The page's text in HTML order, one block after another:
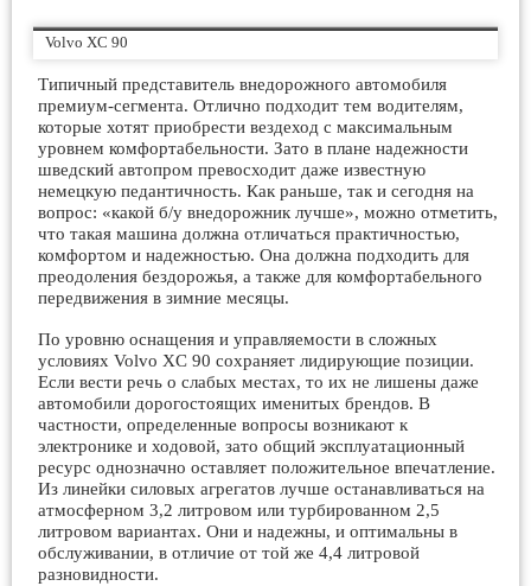
Volvo XC 90
Типичный представитель внедорожного автомобиля
премиум-сегмента. Отлично подходит тем водителям,
которые хотят приобрести вездеход с максимальным
уровнем комфортабельности. Зато в плане надежности
шведский автопром превосходит даже известную
немецкую педантичность. Как раньше, так и сегодня на
вопрос: «какой б/у внедорожник лучше», можно отметить,
что такая машина должна отличаться практичностью,
комфортом и надежностью. Она должна подходить для
преодоления бездорожья, а также для комфортабельного
передвижения в зимние месяцы.
По уровню оснащения и управляемости в сложных
условиях Volvo XC 90 сохраняет лидирующие позиции.
Если вести речь о слабых местах, то их не лишены даже
автомобили дорогостоящих именитых брендов. В
частности, определенные вопросы возникают к
электронике и ходовой, зато общий эксплуатационный
ресурс однозначно оставляет положительное впечатление.
Из линейки силовых агрегатов лучше останавливаться на
атмосферном 3,2 литровом или турбированном 2,5
литровом вариантах. Они и надежны, и оптимальны в
обслуживании, в отличие от той же 4,4 литровой
разновидности.